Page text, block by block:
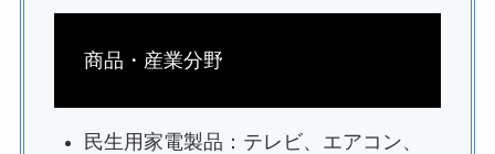
商品・産業分野
民生用家電製品：テレビ、エアコン、